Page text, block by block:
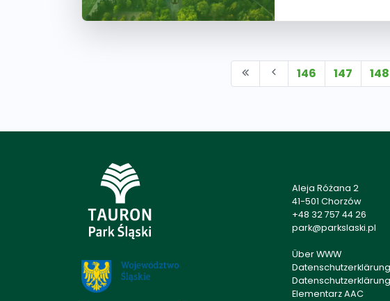
146 147 148
Aleja Różana 2
41-501 Chorzów
+48 32 757 44 26
park@parkslaski.pl
Über WWW
Datenschutzerklärung
Datenschutzerklärung
Elementarz AAC